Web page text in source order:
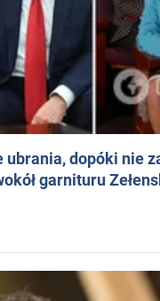
dopóki nie
garnituru